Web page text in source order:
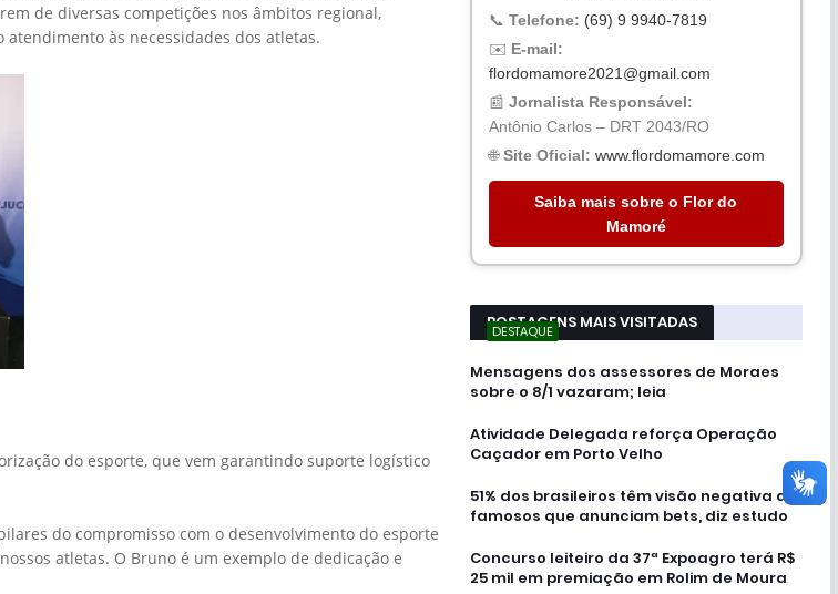
de diversas competições nos âmbitos regional,
às necessidades dos atletas.
do esporte, que vem garantindo suporte logístico
do compromisso com o desenvolvimento do esporte
atletas. O Bruno é um exemplo de dedicação e
📞 Telefone: (69) 9 9940-7819
✉️ E-mail:
flordomamore2021@gmail.com
📰 Jornalista Responsável:
Antônio Carlos – DRT 2043/RO
🌐Site Oficial: www.flordomamore.com
Saiba mais sobre o Flor do
Mamoré
POSTAGENS MAIS VISITADAS
DESTAQUE
Mensagens dos assessores de Moraes
sobre o 8/1 vazaram; leia
Atividade Delegada reforça Operação
Caçador em Porto Velho
51% dos brasileiros têm visão negativa de
famosos que anunciam bets, diz estudo
Concurso leiteiro da 37ª Expoagro terá R$
25 mil em premiação em Rolim de Moura